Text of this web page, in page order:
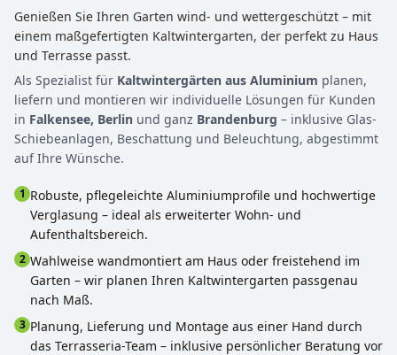
Genießen Sie Ihren Garten wind- und wettergeschützt – mit
einem maßgefertigten Kaltwintergarten, der perfekt zu Haus
und Terrasse passt.
Als Spezialist für Kaltwintergärten aus Aluminium planen,
liefern und montieren wir individuelle Lösungen für Kunden
in Falkensee, Berlin und ganz Brandenburg – inklusive Glas-
Schiebeanlagen, Beschattung und Beleuchtung, abgestimmt
auf Ihre Wünsche.
1 Robuste, pflegeleichte Aluminiumprofile und hochwertige
Verglasung – ideal als erweiterter Wohn- und
Aufenthaltsbereich.
2 Wahlweise wandmontiert am Haus oder freistehend im
Garten – wir planen Ihren Kaltwintergarten passgenau
nach Maß.
3 Planung, Lieferung und Montage aus einer Hand durch
das Terrasseria-Team – inklusive persönlicher Beratung vor